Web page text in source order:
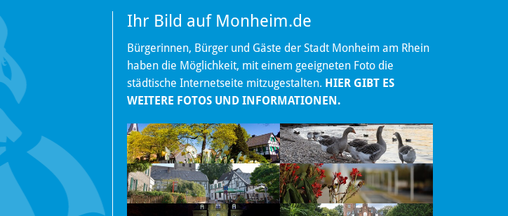
Ihr Bild auf Monheim.de
Bürgerinnen, Bürger und Gäste der Stadt Monheim am Rhein
haben die Möglichkeit, mit einem geeigneten Foto die
städtische Internetseite mitzugestalten. HIER GIBT ES
WEITERE FOTOS UND INFORMATIONEN.